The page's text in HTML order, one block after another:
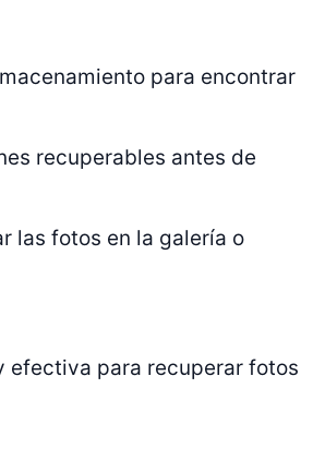
para encontrar
recuperables antes de
las fotos en la galería o
efectiva para recuperar fotos